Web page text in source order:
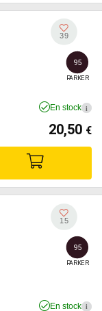
39
95
PARKER
En stock i
20,50 €
15
95
PARKER
En stock i